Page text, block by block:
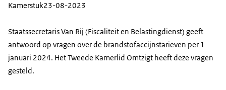
Kamerstuk23-08-2023
Staatssecretaris Van Rij (Fiscaliteit en Belastingdienst) geeft
antwoord op vragen over de brandstofaccijnstarieven per 1
januari 2024. Het Tweede Kamerlid Omtzigt heeft deze vragen
gesteld.